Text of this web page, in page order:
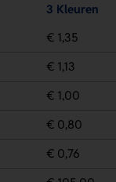
3 Kleuren
€ 1,35
€ 1,13
€ 1,00
€ 0,80
€ 0,76